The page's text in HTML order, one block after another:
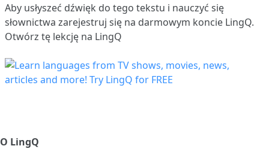
Aby usłyszeć dźwięk do tego tekstu i nauczyć się
słownictwa zarejestruj się na darmowym koncie LingQ.
Otwórz tę lekcję na LingQ
O LingQ